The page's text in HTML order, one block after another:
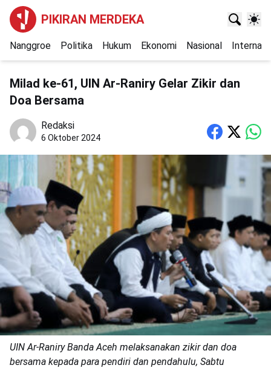
PIKIRAN MERDEKA
Nanggroe Politika Hukum Ekonomi Nasional
Milad ke-61, UIN Ar-Raniry Gelar Zikir dan
Doa Bersama
Redaksi
6 Oktober 2024
UIN Ar-Raniry Banda Aceh melaksanakan zikir dan doa
bersama kepada para pendiri dan pendahulu, Sabtu